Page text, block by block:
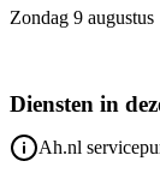
Zondag 9 augustus
Diensten in
Ah.nl